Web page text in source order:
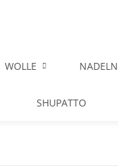
WOLLE NADELN
SHUPATTO